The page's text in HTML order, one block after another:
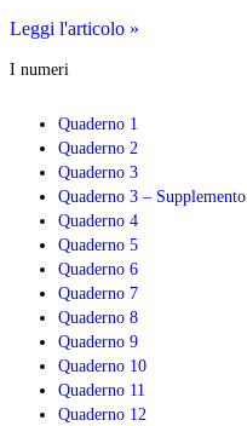
Leggi l'articolo »
e
I numeri
Quaderno 1
Quaderno 2
Quaderno 3
Quaderno 3 – Supplemento
Quaderno 4
Quaderno 5
Quaderno 6
Quaderno 7
Quaderno 8
Quaderno 9
Quaderno 10
Quaderno 11
Quaderno 12